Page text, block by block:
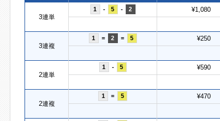
3連単
1 - 5 - 2 ¥1,080
3連複
1 = 2 = 5 ¥250
2連単
1 - 5 ¥590
2連複
1 = 5 ¥470